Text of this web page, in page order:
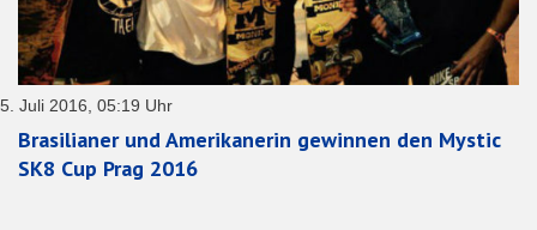
5. Juli 2016, 05:19 Uhr
Brasilianer und Amerikanerin gewinnen den Mystic
SK8 Cup Prag 2016